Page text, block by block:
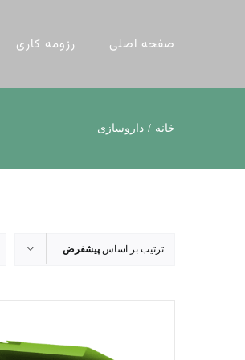
صفحه اصلی رزومه کاری
خانه داروسازی
ترتیب بر اساسپیشفرض